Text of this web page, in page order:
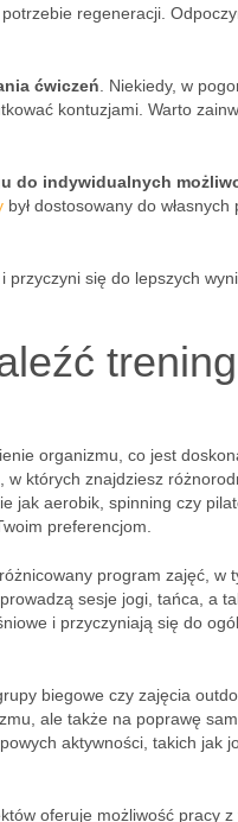
regeneracji.
ćwiczeń . Niekiedy, w
kontuzjami. Warto
do indywidualnych
był dostosowany do
przyczyni się do lepszych
organizmu, co jest
w których znajdziesz
jak aerobik, spinning czy
preferencjom.
program zajęć, w
sesje jogi, tańca, a
i przyczyniają się do
biegowe czy zajęcia
ale także na poprawę
aktywności, takich jak
oferuje możliwość pracy